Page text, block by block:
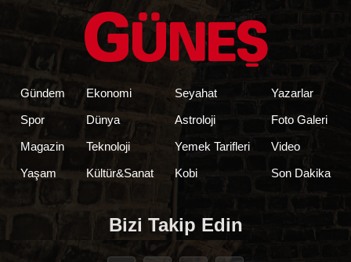
Gündem
Spor
Magazin
Yaşam
Ekonomi
Dünya
Teknoloji
Kültür&Sanat
Seyahat
Astroloji
Yemek Tarifleri
Kobi
Yazarlar
Foto Galeri
Video
Son Dakika
Bizi Takip Edin